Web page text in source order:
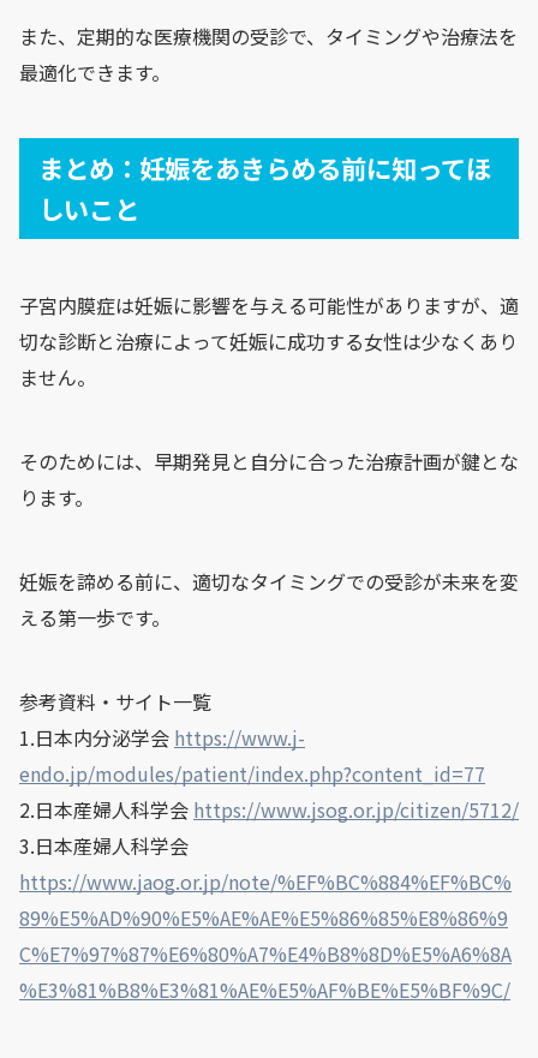
また、定期的な医療機関の受診で、タイミングや治療法を
最適化できます。
まとめ：妊娠をあきらめる前に知ってほ
しいこと
子宮内膜症は妊娠に影響を与える可能性がありますが、適
切な診断と治療によって妊娠に成功する女性は少なくあり
ません。
そのためには、早期発見と自分に合った治療計画が鍵とな
ります。
妊娠を諦める前に、適切なタイミングでの受診が未来を変
える第一歩です。
参考資料・サイト一覧
1.日本内分泌学会 https://www.j-
endo.jp/modules/patient/index.php?content_id=77
2.日本産婦人科学会 https://www.jsog.or.jp/citizen/5712/
3.日本産婦人科学会
https://www.jaog.or.jp/note/%EF%BC%884%EF%BC%
89%E5%AD%90%E5%AE%AE%E5%86%85%E8%86%9
C%E7%97%87%E6%80%A7%E4%B8%8D%E5%A6%8A
%E3%81%B8%E3%81%AE%E5%AF%BE%E5%BF%9C/